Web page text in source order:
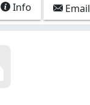
Info Email